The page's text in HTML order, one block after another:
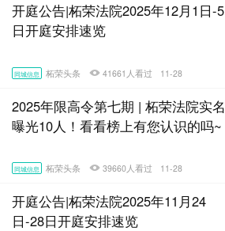
开庭公告|柘荣法院2025年12月1日-5
日开庭安排速览
同城信息 柘荣头条 41661人看过 11-28
2025年限高令第七期 | 柘荣法院实名
曝光10人！看看榜上有您认识的吗~
同城信息 柘荣头条 39660人看过 11-28
开庭公告|柘荣法院2025年11月24
日-28日开庭安排速览